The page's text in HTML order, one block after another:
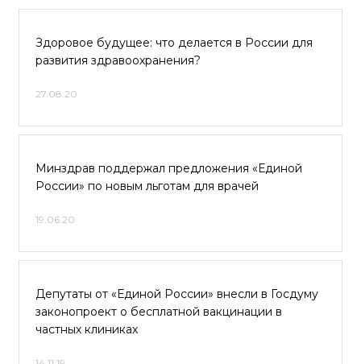
Здоровое будущее: что делается в России для
развития здравоохранения?
27.08.20
Минздрав поддержал предложения «Единой
России» по новым льготам для врачей
19.06.20
Депутаты от «Единой России» внесли в Госдуму
законопроект о бесплатной вакцинации в
частных клиниках